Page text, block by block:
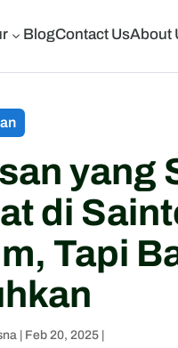
3 BlogContact UsAbout
yang
di
Tapi
Feb 20, 2025